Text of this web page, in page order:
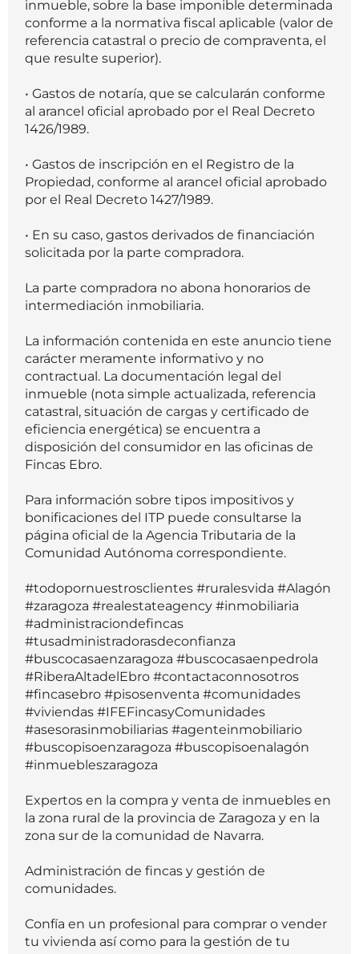
inmueble, sobre la base imponible determinada
conforme a la normativa fiscal aplicable (valor de
referencia catastral o precio de compraventa, el
que resulte superior).
• Gastos de notaría, que se calcularán conforme
al arancel oficial aprobado por el Real Decreto
1426/1989.
• Gastos de inscripción en el Registro de la
Propiedad, conforme al arancel oficial aprobado
por el Real Decreto 1427/1989.
• En su caso, gastos derivados de financiación
solicitada por la parte compradora.
La parte compradora no abona honorarios de
intermediación inmobiliaria.
La información contenida en este anuncio tiene
carácter meramente informativo y no
contractual. La documentación legal del
inmueble (nota simple actualizada, referencia
catastral, situación de cargas y certificado de
eficiencia energética) se encuentra a
disposición del consumidor en las oficinas de
Fincas Ebro.
Para información sobre tipos impositivos y
bonificaciones del ITP puede consultarse la
página oficial de la Agencia Tributaria de la
Comunidad Autónoma correspondiente.
#todopornuestrosclientes #ruralesvida #Alagón
#zaragoza #realestateagency #inmobiliaria
#administraciondefincas
#tusadministradorasdeconfianza
#buscocasaenzaragoza #buscocasaenpedrola
#RiberaAltadelEbro #contactaconnosotros
#fincasebro #pisosenventa #comunidades
#viviendas #IFEFincasyComunidades
#asesorasinmobiliarias #agenteinmobiliario
#buscopisoenzaragoza #buscopisoenalagón
#inmuebleszaragoza
Expertos en la compra y venta de inmuebles en
la zona rural de la provincia de Zaragoza y en la
zona sur de la comunidad de Navarra.
Administración de fincas y gestión de
comunidades.
Confía en un profesional para comprar o vender
tu vivienda así como para la gestión de tu